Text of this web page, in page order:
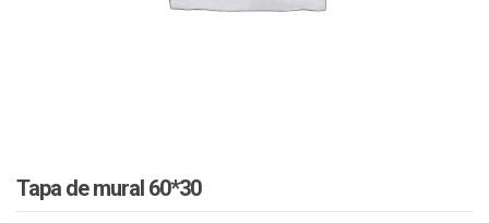
Tapa de mural 60*30